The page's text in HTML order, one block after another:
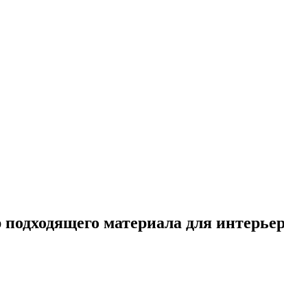
материала для